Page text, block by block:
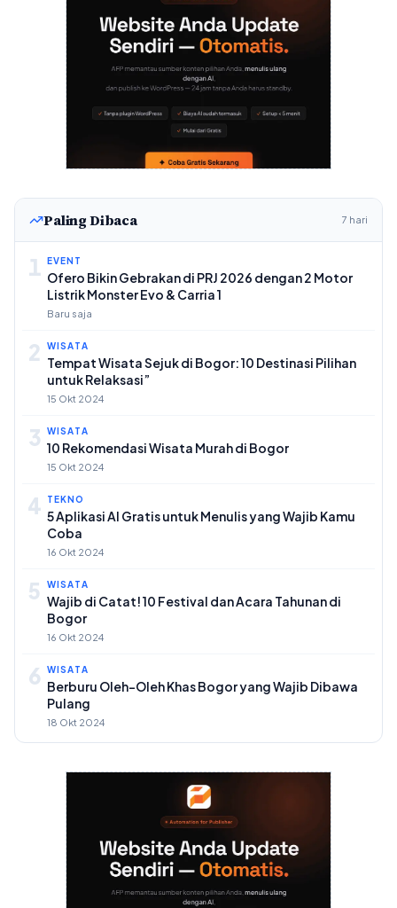
Paling Dibaca 7 hari
1 EVENT
Ofero Bikin Gebrakan di PRJ 2026 dengan 2 Motor
Listrik Monster Evo & Carria 1
Baru saja
2 WISATA
Tempat Wisata Sejuk di Bogor: 10 Destinasi Pilihan
untuk Relaksasi”
15 Okt 2024
3 WISATA
10 Rekomendasi Wisata Murah di Bogor
15 Okt 2024
4 TEKNO
5 Aplikasi AI Gratis untuk Menulis yang Wajib Kamu
Coba
16 Okt 2024
5 WISATA
Wajib di Catat! 10 Festival dan Acara Tahunan di
Bogor
16 Okt 2024
6 WISATA
Berburu Oleh-Oleh Khas Bogor yang Wajib Dibawa
Pulang
18 Okt 2024